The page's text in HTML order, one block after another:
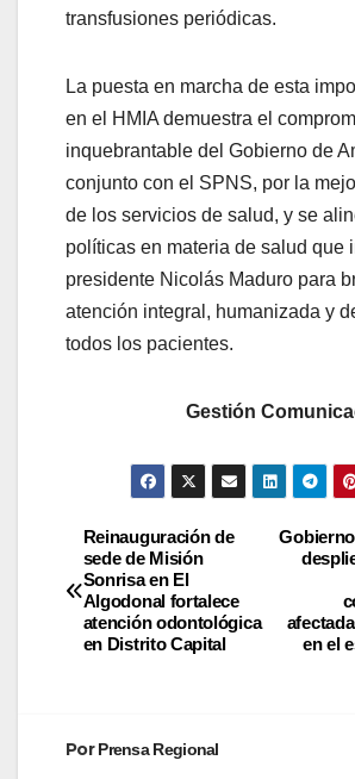
transfusiones periódicas.
La puesta en marcha de esta
en el HMIA demuestra el
inquebrantable del Gobierno de
conjunto con el SPNS, por la
de los servicios de salud, y se
políticas en materia de salud que
presidente Nicolás Maduro para
atención integral, humanizada y
todos los pacientes.
Gestión
en el
Reinauguración de
sede de Misión
Sonrisa en El
Algodonal fortalece
atención odontológica
en Distrito Capital
PorPrensa Regional